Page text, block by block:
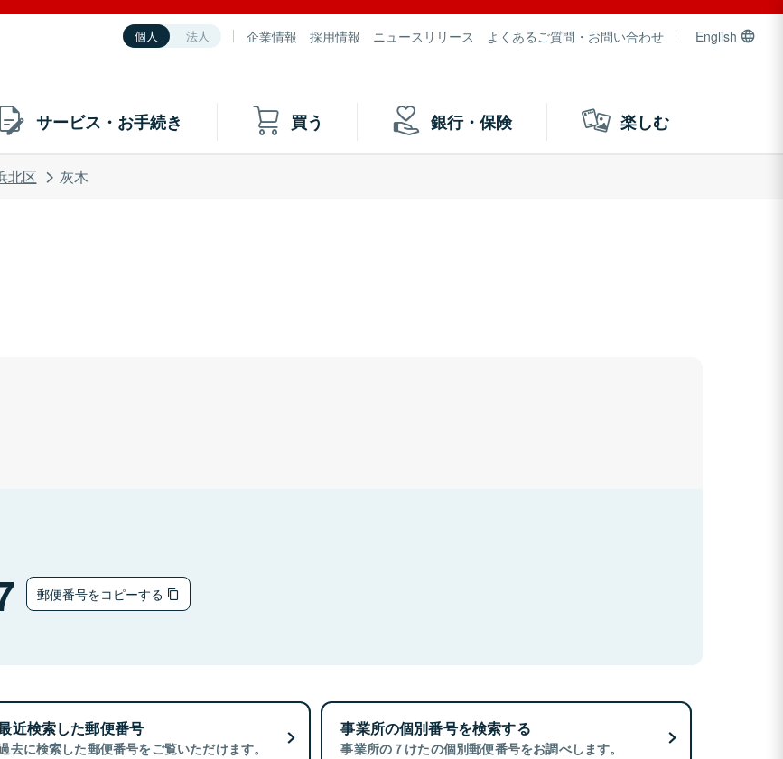
個人 法人 企業情報 採用情報 ニュースリリース よくあるご質問・お問い合わせ English
サービス・お手続き 買う 銀行・保険 楽しむ
北区 灰木
郵便番号をコピーする
近検索した郵便番号
去に検索した郵便番号をご覧いただけます。
事業所の個別番号を検索する
事業所の７けたの個別郵便番号をお調べします。